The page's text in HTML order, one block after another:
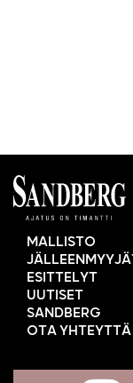
MALLISTO
ESITTELYT
UUTISET
SANDBERG
OTA YHTEYTTÄ